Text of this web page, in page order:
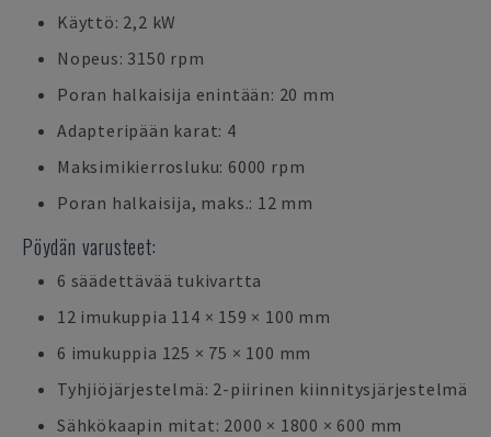
Käyttö: 2,2 kW
Nopeus: 3150 rpm
Poran halkaisija enintään: 20 mm
Adapteripään karat: 4
Maksimikierrosluku: 6000 rpm
Poran halkaisija, maks.: 12 mm
Pöydän varusteet:
6 säädettävää tukivartta
12 imukuppia 114 × 159 × 100 mm
6 imukuppia 125 × 75 × 100 mm
Tyhjiöjärjestelmä: 2-piirinen kiinnitysjärjestelmä
Sähkökaapin mitat: 2000 × 1800 × 600 mm